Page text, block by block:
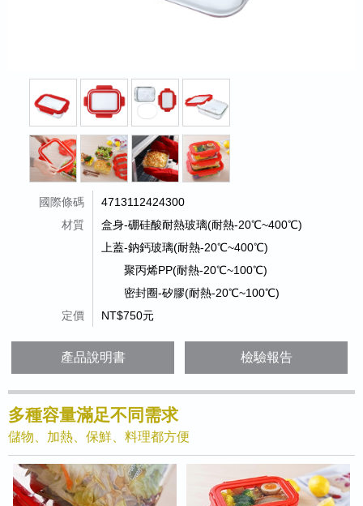
國際條碼
4713112424300
材質
盒身-硼硅酸耐熱玻璃(耐熱-20℃~400℃)
上蓋-鈉鈣玻璃(耐熱-20℃~400℃)
聚丙烯PP(耐熱-20℃~100℃)
密封圈-矽膠(耐熱-20℃~100℃)
定價
NT$750元
產品說明書 檢驗報告
多種容量滿足不同需求
儲物、加熱、保鮮、料理都方便